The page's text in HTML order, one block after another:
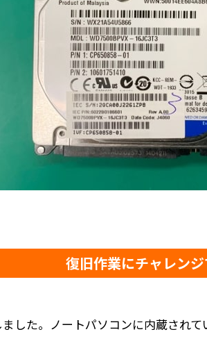
復旧作業にチャレン
した。ノートパソコンに内蔵され